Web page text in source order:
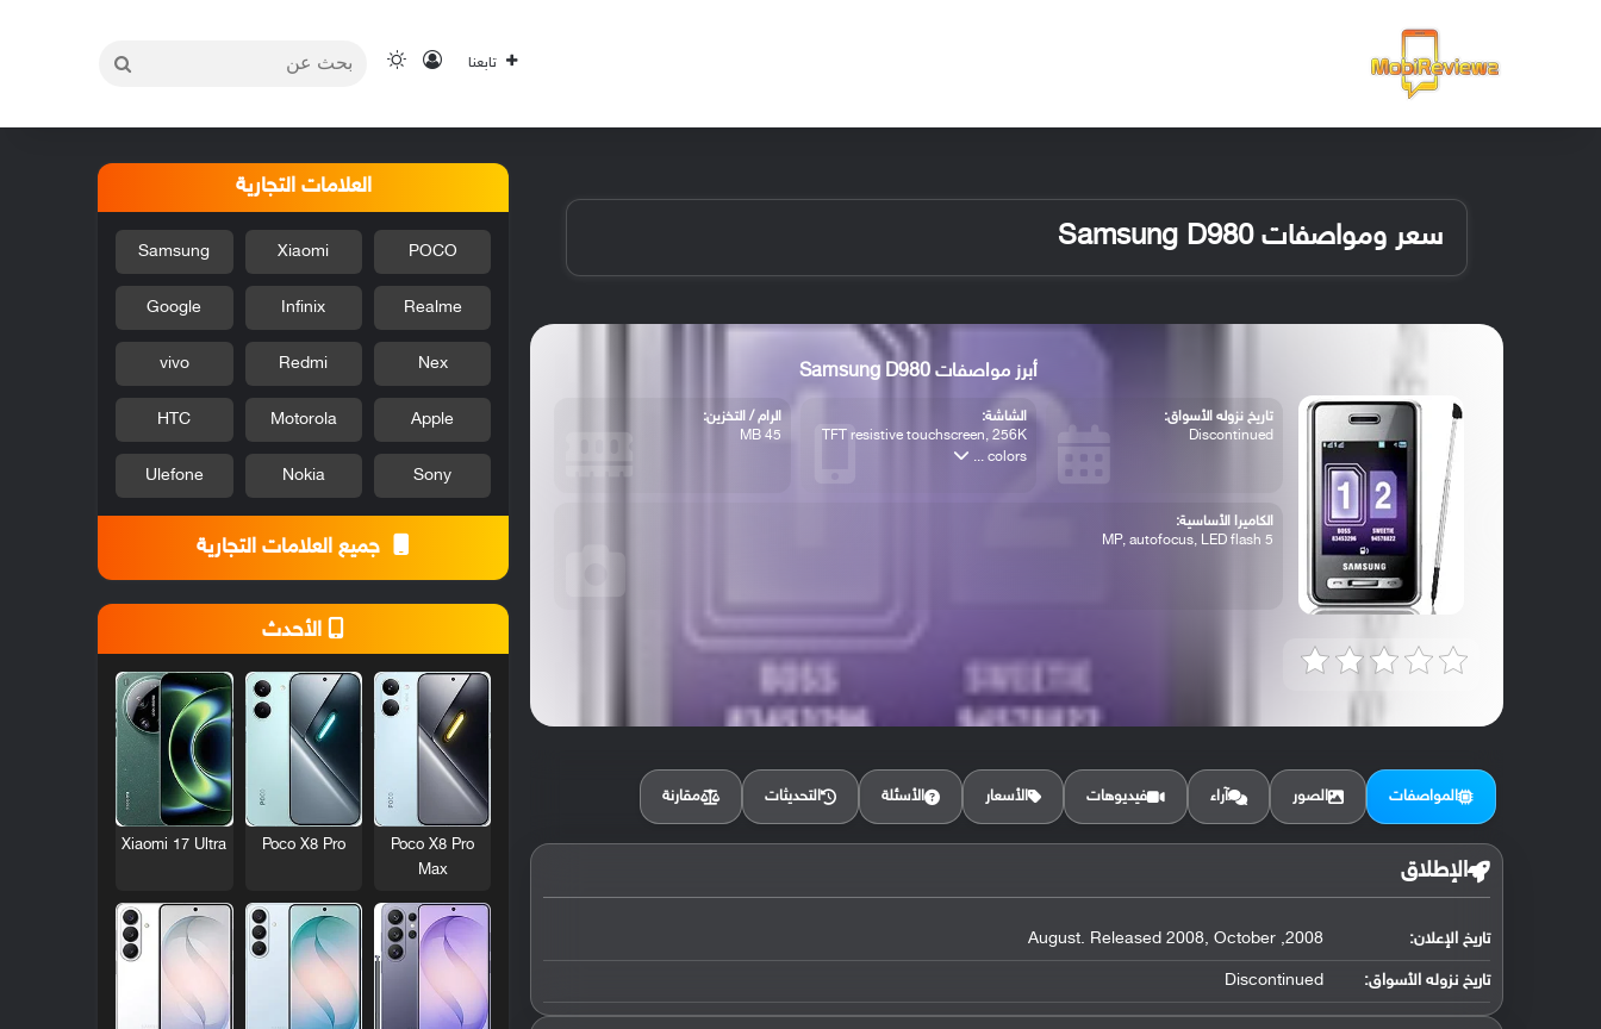
تابعنا تسجيل الدخول
الوضع المظلم
سعر ومواصفات Samsung D980
أبرز مواصفات Samsung D980
تاريخ نزوله الأسواق:
Discontinued
الشاشة:
TFT resistive touchscreen, 256K
colors ...
الرام / التخزين:
45 MB
الكاميرا الأساسية:
5 MP, autofocus, LED flash
المواصفات الصور آراء فيديوهات الأسعار الأسئلة التحديثات مقارنة
الإطلاق
تاريخ الإعلان: 2008, August. Released 2008, October
تاريخ نزوله الأسواق: Discontinued
العلامات التجارية
POCO
Xiaomi
Samsung
Realme
Infinix
Google
Nex
Redmi
vivo
Apple
Motorola
HTC
Sony
Nokia
Ulefone
جميع العلامات التجارية
الأحدث
Poco X8 Pro
Max
Poco X8 Pro
Xiaomi 17 Ultra